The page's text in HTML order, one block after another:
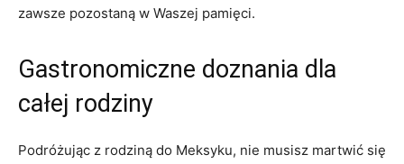
zawsze pozostaną w Waszej pamięci.
Gastronomiczne doznania dla
całej rodziny
Podróżując z rodziną do Meksyku, nie musisz martwić się